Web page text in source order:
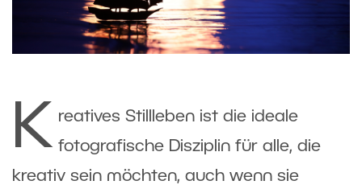
K reatives Stillleben ist die ideale
fotografische Disziplin für alle, die
kreativ sein möchten, auch wenn sie